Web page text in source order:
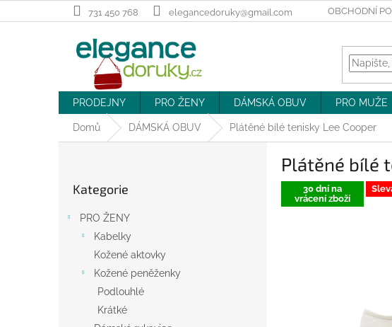
na
731 450 768 elegancedoruky@gmail.com OBCHODNÍ
PRODEJNY PRO ŽENY DÁMSKÁ OBUV PRO MUŽE
Domů DÁMSKÁ OBUV Plátěné bílé tenisky Lee Cooper
kategorie
Kategorie
PRO ŽENY
Kabelky
Kožené aktovky
Kožené peněženky
Podlouhlé
Krátké
Plátěné bílé
30 dní na
vrácení zboží